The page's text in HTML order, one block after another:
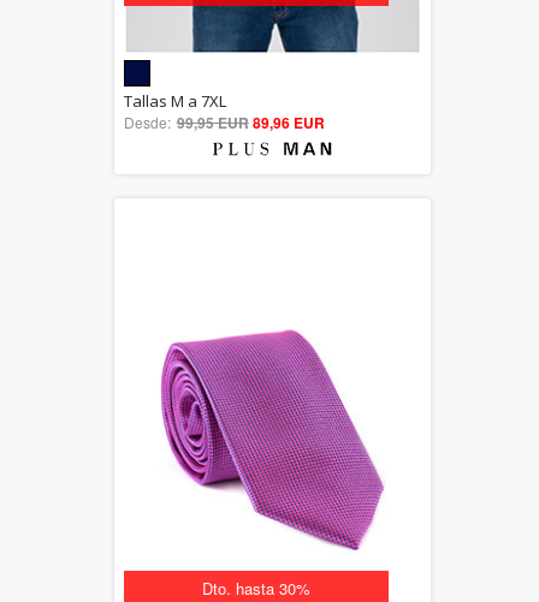
out of 5
Tallas M a 7XL
Desde: 99,95 EUR89,96 EUR
Dto. hasta 30%